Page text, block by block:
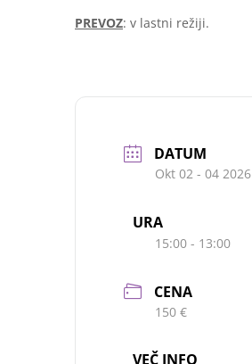
PREVOZ: v lastni režiji.
DATUM
Okt 02 - 04 2026
URA
15:00 - 13:00
CENA
150 €
VEČ INFO